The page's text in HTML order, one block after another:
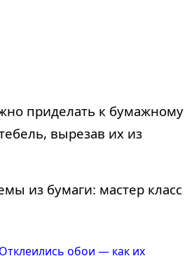
приделать к бумажному
вырезав их из
из бумаги: мастер класс
Отклеились обои — как их